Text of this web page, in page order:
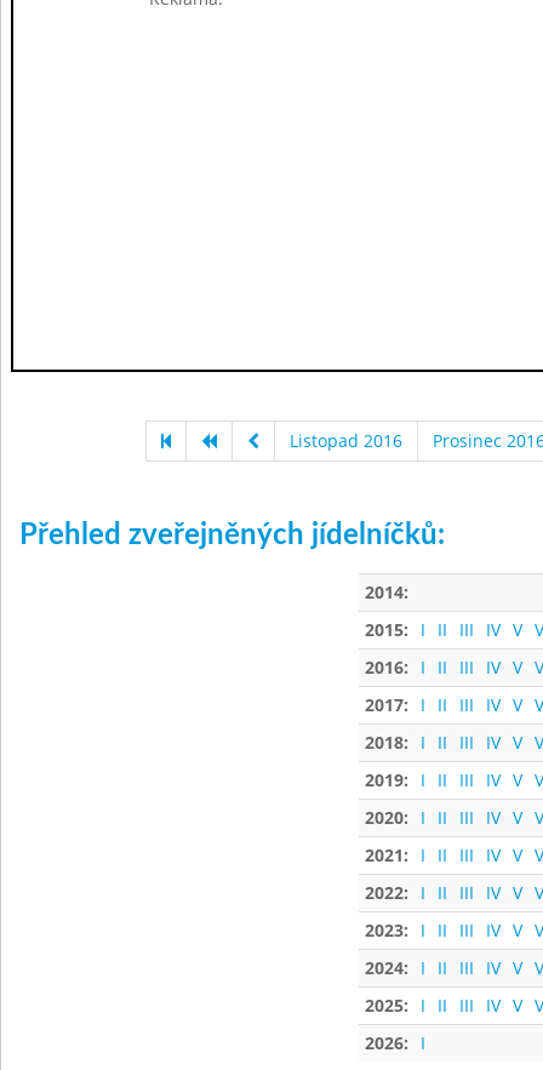
Listopad 2016 Prosinec
Přehled zveřejněných jídelníčků:
2014:
2015:
I II III IV V
2016:
I II III IV V
2017:
I II III IV V
2018:
I II III IV V
2019:
I II III IV V
2020:
I II III IV V
2021:
I II III IV V
2022:
I II III IV V
2023:
I II III IV V
2024:
I II III IV V
2025:
I II III IV V
2026:
I